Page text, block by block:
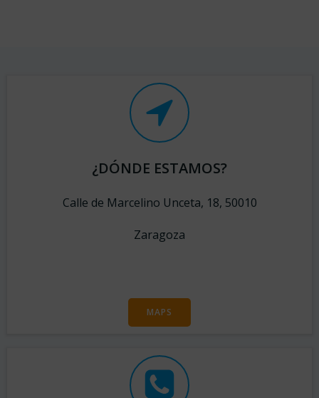
¿DÓNDE ESTAMOS?
Calle de Marcelino Unceta, 18, 50010
Zaragoza
MAPS